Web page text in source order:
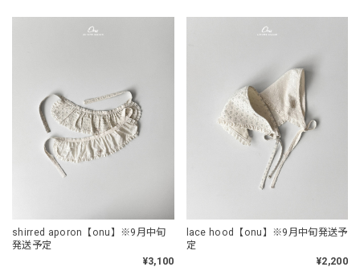
shirred aporon【onu】※9月中旬
発送予定
¥3,100
lace hood【onu】※9月中旬発送予
定
¥2,200